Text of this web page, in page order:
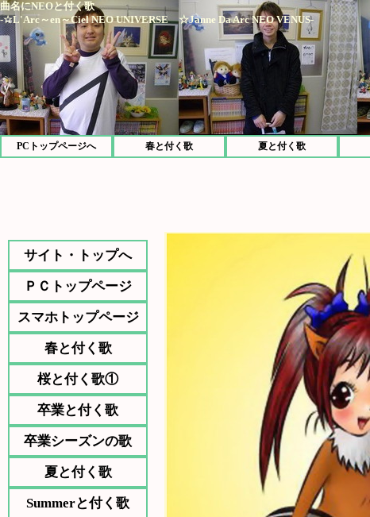
曲名にNEOと付く歌
-☆L'Arc～en～Ciel NEO UNIVERSE ☆Janne Da Arc NEO VENUS-
PCトップページへ 春と付く歌 夏と付く歌
サイト・トップへ
ＰＣトップページ
スマホトップページ
春と付く歌
桜と付く歌①
卒業と付く歌
卒業シーズンの歌
夏と付く歌
Summerと付く歌